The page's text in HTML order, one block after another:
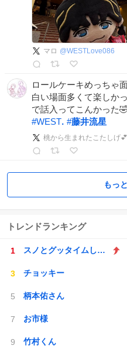
マロ @WESTLove086
ロールケーキめっちゃ
白い場面多くて楽しか
で話入ってこんかった🤣
#WESTꓸ #藤井流星
桃から生まれたこたしげ💕
もっ
トレンドランキング
スノとグッタイムしよう
チョッキー
柄本佑さん
お市様
竹村くん